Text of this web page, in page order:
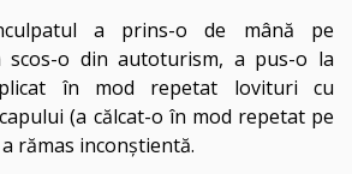
a prins-o de mână pe
scos-o din autoturism, a pus-o la
în mod repetat lovituri cu
(a călcat-o în mod repetat pe
rămas inconştientă.